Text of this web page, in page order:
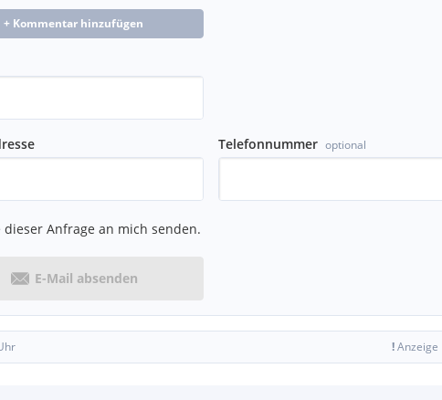
+ Kommentar hinzufügen
Telefonnummer optional
dieser Anfrage an mich senden.
E-Mail absenden
!Anzeige